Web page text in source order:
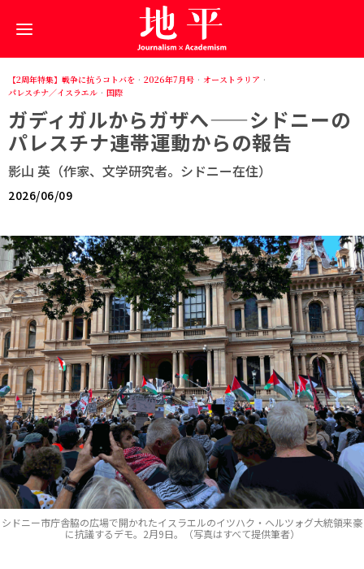
【2周年特集】戦争に抗うコトバを · 2026年7月号 · オーストラリア ·
パレスチナ／イスラエル · 国際
ガディガルからガザへ——シドニーの
パレスチナ連帯運動からの報告
影山 英（作家、文学研究者。シドニー在住）
2026/06/09
シドニー市庁舎脇の広場で開かれたイスラエルのイツハク・ヘルツォグ大統領来豪
に抗議するデモ。2月9日。（写真はすべて提供筆者）